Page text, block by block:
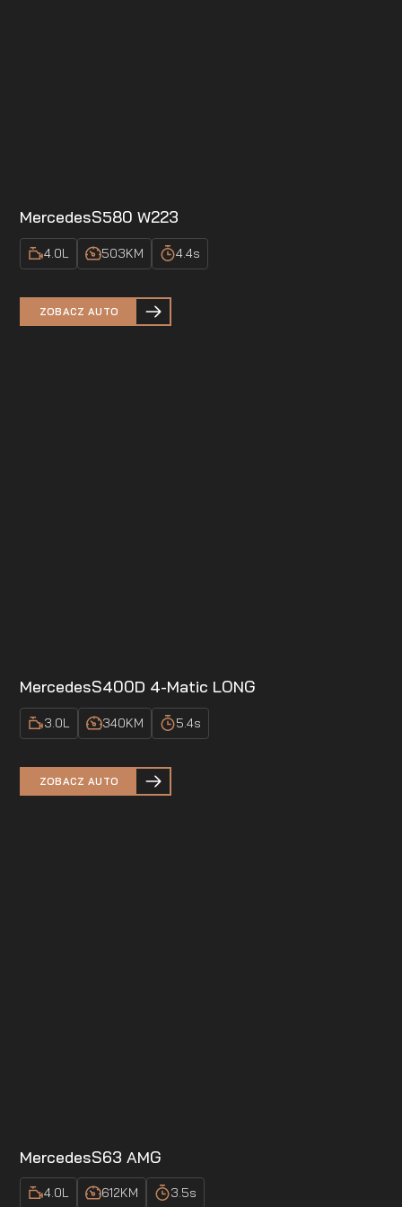
MercedesS580 W223
4.0L 503KM 4.4s
ZOBACZ AUTO
MercedesS400D 4-Matic LONG
3.0L 340KM 5.4s
ZOBACZ AUTO
MercedesS63 AMG
4.0L 612KM 3.5s